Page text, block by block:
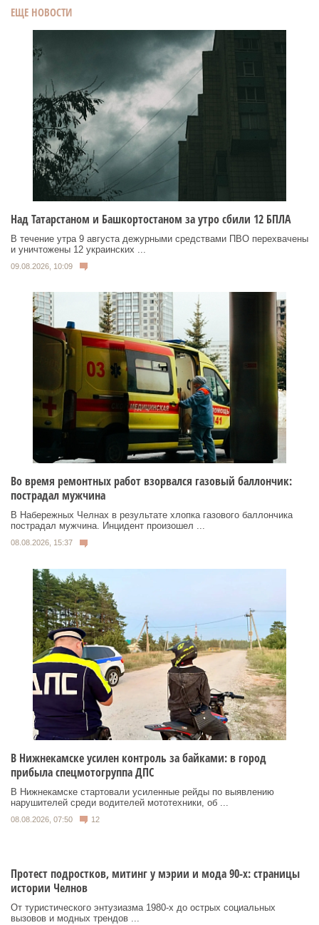
ЕЩЕ НОВОСТИ
Над Татарстаном и Башкортостаном за утро сбили 12 БПЛА
В течение утра 9 августа дежурными средствами ПВО перехвачены
и уничтожены 12 украинских ...
09.08.2026, 10:09
Во время ремонтных работ взорвался газовый баллончик:
пострадал мужчина
В Набережных Челнах в результате хлопка газового баллончика
пострадал мужчина. Инцидент произошел ...
08.08.2026, 15:37
В Нижнекамске усилен контроль за байками: в город
прибыла спецмотогруппа ДПС
В Нижнекамске стартовали усиленные рейды по выявлению
нарушителей среди водителей мототехники, об ...
08.08.2026, 07:50 12
Протест подростков, митинг у мэрии и мода 90-х: страницы
истории Челнов
От туристического энтузиазма 1980‑х до острых социальных
вызовов и модных трендов ...